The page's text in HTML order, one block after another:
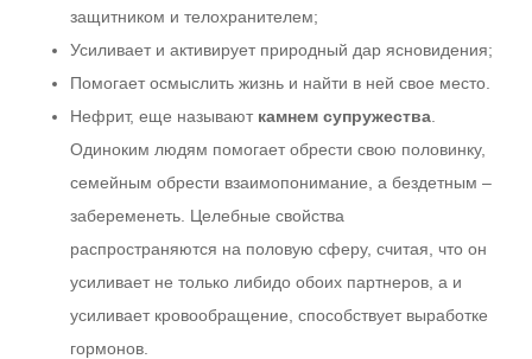
защитником и телохранителем;
Усиливает и активирует природный дар ясновидения;
Помогает осмыслить жизнь и найти в ней свое место.
Нефрит, еще называют камнем супружества
Одиноким людям помогает обрести свою половинку,
семейным обрести взаимопонимание, а бездетным –
забеременеть. Целебные свойства
распространяются на половую сферу, считая, что он
усиливает не только либидо обоих партнеров, а и
усиливает кровообращение, способствует выработке
гормонов.